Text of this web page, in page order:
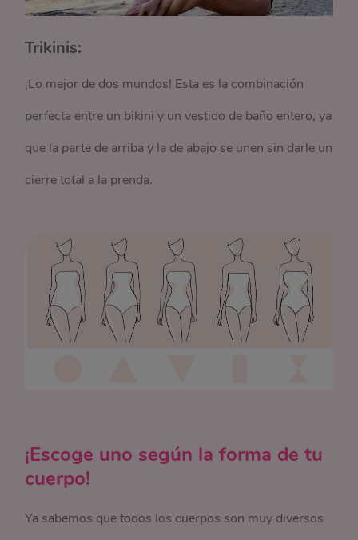
Trikinis:
¡Lo mejor de dos mundos! Esta es la combinación
perfecta entre un bikini y un vestido de baño entero, ya
que la parte de arriba y la de abajo se unen sin darle un
cierre total a la prenda.
¡Escoge uno según la forma de tu
cuerpo!
Ya sabemos que todos los cuerpos son muy diversos